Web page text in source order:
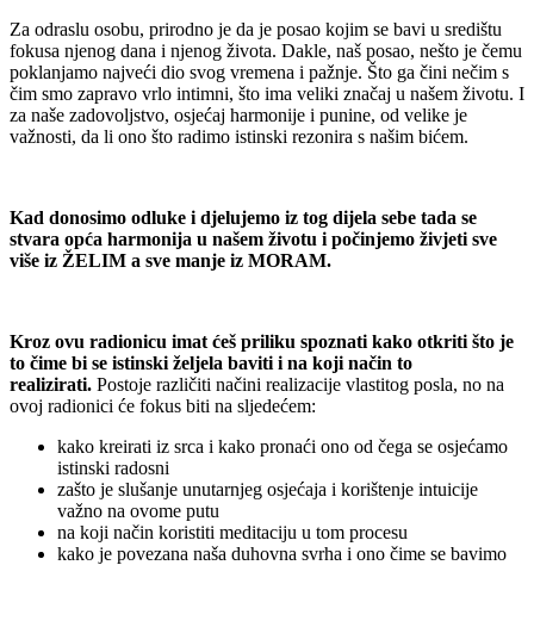
Za odraslu osobu, prirodno je da je posao kojim se bavi u središtu
fokusa njenog dana i njenog života. Dakle, naš posao, nešto je čemu
poklanjamo najveći dio svog vremena i pažnje. Što ga čini nečim s
čim smo zapravo vrlo intimni, što ima veliki značaj u našem životu. I
za naše zadovoljstvo, osjećaj harmonije i punine, od velike je
važnosti, da li ono što radimo istinski rezonira s našim bićem.
Kad donosimo odluke i djelujemo iz tog dijela sebe tada se
stvara opća harmonija u našem životu i počinjemo živjeti sve
više iz ŽELIM a sve manje iz MORAM.
Kroz ovu radionicu imat ćeš priliku spoznati kako otkriti što je
to čime bi se istinski željela baviti i na koji način to
realizirati. Postoje različiti načini realizacije vlastitog posla, no na
ovoj radionici će fokus biti na sljedećem:
kako kreirati iz srca i kako pronaći ono od čega se osjećamo
istinski radosni
zašto je slušanje unutarnjeg osjećaja i korištenje intuicije
važno na ovome putu
na koji način koristiti meditaciju u tom procesu
kako je povezana naša duhovna svrha i ono čime se bavimo